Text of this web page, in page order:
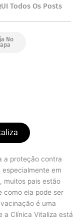
Todos Os Posts
No
a proteção contra
em
muitos pais estão
como ela pode ser
é uma
a Clínica Vitaliza está